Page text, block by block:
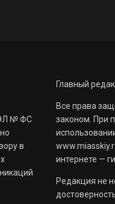
№ ФС
в
Главный
Все права
законом. При
интернете —
Редакция не